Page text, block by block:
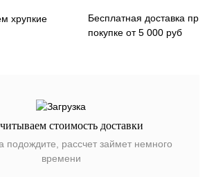
хрупкие
Бесплатная доставка при
покупке от 5 000 руб
стоимость доставки
подождите, рассчет займет немного
времени